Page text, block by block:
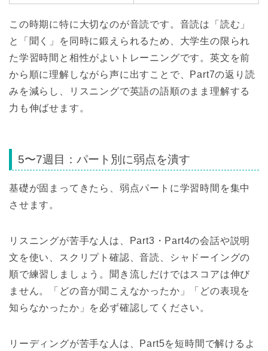
この時期に特に大切なのが音読です。音読は「読む」
と「聞く」を同時に鍛えられるため、大学生の限られ
た学習時間と相性がよいトレーニングです。英文を前
から順に理解しながら声に出すことで、Part7の返り読
みを減らし、リスニングで英語の語順のまま理解する
力も伸ばせます。
5〜7週目：パート別に弱点を潰す
基礎が固まってきたら、弱点パートに学習時間を集中
させます。
リスニングが苦手な人は、Part3・Part4の会話や説明
文を使い、スクリプト確認、音読、シャドーイングの
順で練習しましょう。聞き流しだけではスコアは伸び
ません。「どの音が聞こえなかったか」「どの表現を
知らなかったか」を必ず確認してください。
リーディングが苦手な人は、Part5を短時間で解けるよ